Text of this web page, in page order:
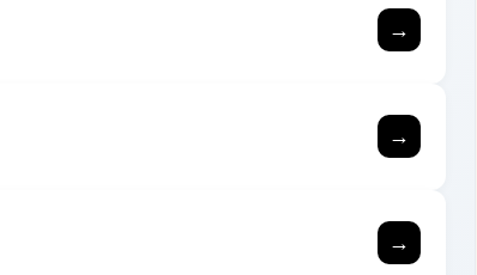
→
→
→